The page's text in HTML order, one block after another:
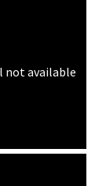
not available